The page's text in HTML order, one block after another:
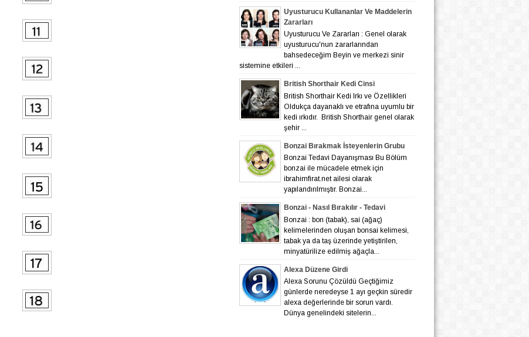
Uyusturucu Kullananlar Ve Maddelerin
Zararları
Uyusturucu Ve Zararları : Genel olarak
uyusturucu'nun zararlarından
bahsedeceğim Beyin ve merkezi sinir
sistemine etkileri ...
British Shorthair Kedi Cinsi
British Shorthair Kedi Irkı ve Özellikleri
Oldukça dayanaklı ve etrafına uyumlu bir
kedi ırkıdır. British Shorthair genel olarak
şehir ...
Bonzai Bırakmak İsteyenlerin Grubu
Bonzai Tedavi Dayanışması Bu Bölüm
bonzai ile mücadele etmek için
ibrahimfirat.net ailesi olarak
yapılandırılmıştır. Bonzai...
Bonzai - Nasıl Bırakılır - Tedavi
Bonzai : bon (tabak), sai (ağaç)
kelimelerinden oluşan bonsai kelimesi,
tabak ya da taş üzerinde yetiştirilen,
minyatürilize edilmiş ağaçla...
Alexa Düzene Girdi
Alexa Sorunu Çözüldü Geçtiğimiz
günlerde neredeyse 1 ayı geçkin süredir
alexa değerlerinde bir sorun vardı.
Dünya genelindeki sitelerin...